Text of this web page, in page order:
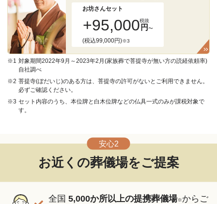
お坊さんセット
+95,000 円
税抜
〜
(税込99,000円)※3
※1 対象期間2022年9月～2023年2月(家族葬で菩提寺が無い方の読経依頼率)
自社調べ
※2 菩提寺(ぼだいじ)のある方は、菩提寺の許可がないとご利用できません。
必ずご確認ください。
※3 セット内容のうち、本位牌と白木位牌などの仏具一式のみが課税対象で
す。
安心2
お近くの葬儀場をご提案
全国 ︎ 5,000か所以上の提携葬儀場※からご